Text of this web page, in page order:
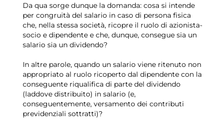
Da qua sorge dunque la domanda: cosa si intende
per congruità del salario in caso di persona fisica
che, nella stessa società, ricopre il ruolo di azionista-
socio e dipendente e che, dunque, consegue sia un
salario sia un dividendo?
In altre parole, quando un salario viene ritenuto non
appropriato al ruolo ricoperto dal dipendente con la
conseguente riqualifica di parte del dividendo
(laddove distribuito) in salario (e,
conseguentemente, versamento dei contributi
previdenziali sottratti)?